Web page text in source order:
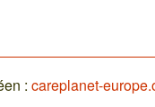
:careplanet-